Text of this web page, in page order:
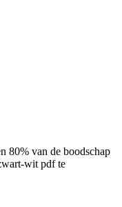
80% van de boodschap
wit pdf te